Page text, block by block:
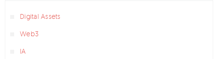
Digital Assets
Web3
IA